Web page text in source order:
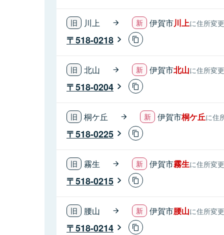
川上 伊賀市川上に住所変更
518-0218
北山 伊賀市北山に住所変更
518-0204
桐ケ丘 伊賀市桐ケ丘に住
518-0225
霧生 伊賀市霧生に住所変更
518-0215
腰山 伊賀市腰山に住所変更
518-0214